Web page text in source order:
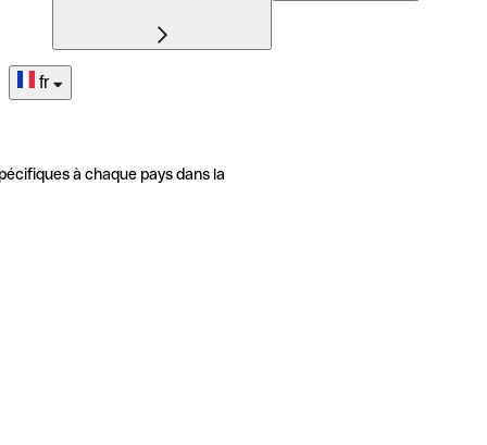
fr
à chaque pays dans la